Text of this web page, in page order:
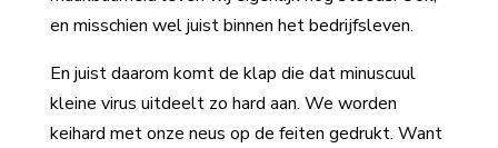
en misschien wel juist binnen het bedrijfsleven.
En juist daarom komt de klap die dat minuscuul
kleine virus uitdeelt zo hard aan. We worden
keihard met onze neus op de feiten gedrukt. Want